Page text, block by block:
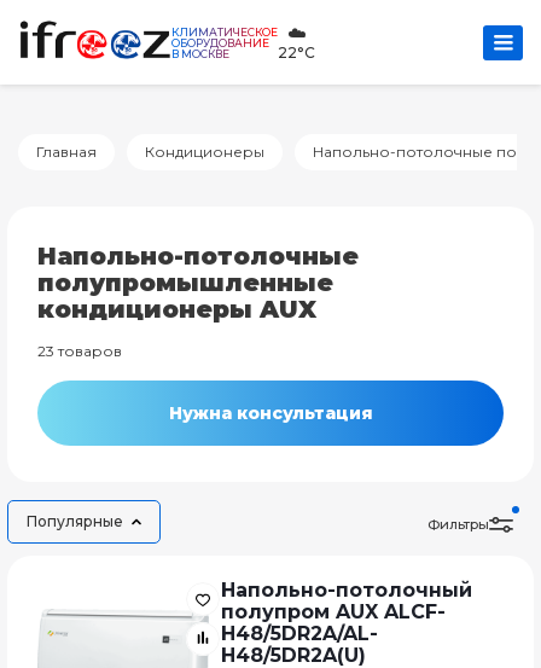
КЛИМАТИЧЕСКОЕ
ОБОРУДОВАНИЕ
В МОСКВЕ
☁️
22°C
Главная Кондиционеры Напольно-потолочные
Напольно-потолочные
полупромышленные
кондиционеры AUX
23 товаров
Нужна консультация
Популярные Фильтры
Напольно-потолочный
полупром AUX ALCF-
H48/5DR2A/AL-
H48/5DR2A(U)